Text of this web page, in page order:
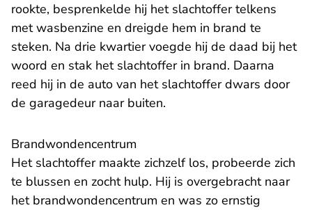
rookte, besprenkelde hij het slachtoffer telkens
met wasbenzine en dreigde hem in brand te
steken. Na drie kwartier voegde hij de daad bij het
woord en stak het slachtoffer in brand. Daarna
reed hij in de auto van het slachtoffer dwars door
de garagedeur naar buiten.
Brandwondencentrum
Het slachtoffer maakte zichzelf los, probeerde zich
te blussen en zocht hulp. Hij is overgebracht naar
het brandwondencentrum en was zo ernstig